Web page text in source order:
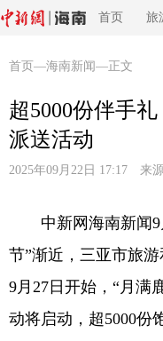
首页 旅
首页 —海南新闻—正文
超5000份伴手
派送活动
2025年09月22日 17:17 来源
中新网海南新闻9
节”渐近，三亚市旅
9月27日开始，“月满
动将启动，超5000份